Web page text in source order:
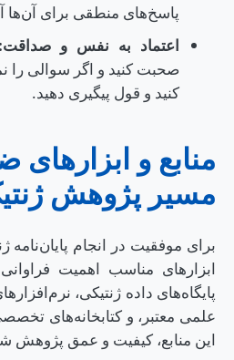
پاسخ‌های منطقی برای آن‌ها
اعتماد به نفس و صداقت:
صحبت کنید و اگر سوالی را
کنید و قول پیگیری دهید.
منابع و ابزارهای
مسیر پژوهش
برای موفقیت در انجام پایان‌نامه
ابزارهای مناسب اهمیت
پایگاه‌های داده ژنتیکی،
علمی معتبر، و کتابخانه‌های
این منابع، کیفیت و عمق پژوهش